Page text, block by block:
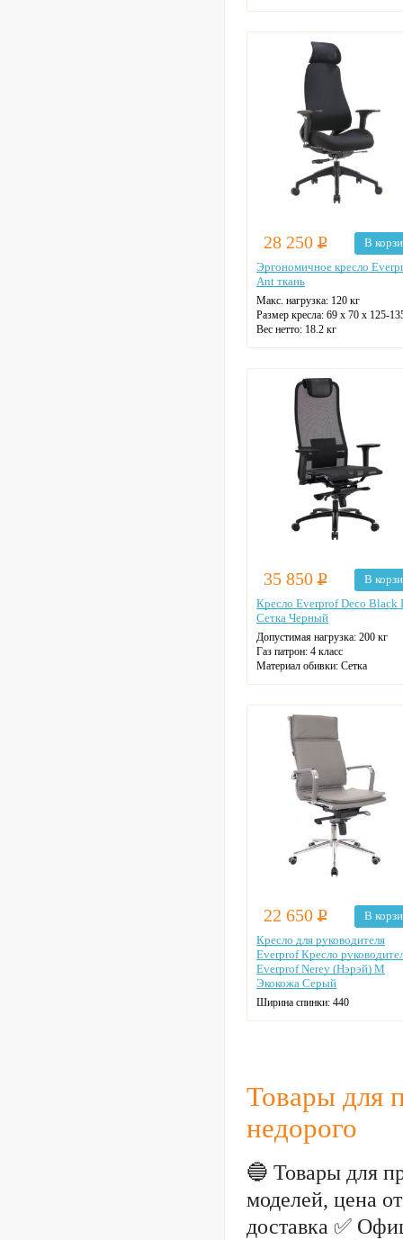
28 250 Р
В
Эргономичное кресло
Ant ткань
Макс. нагрузка: 120 кг
Размер кресла: 69 х 70 х 125-
Вес нетто: 18.2 кг
35 850 Р
В
Кресло Everprof Deco Black
Сетка Черный
Допустимая нагрузка: 200 кг
Газ патрон: 4 класс
Материал обивки: Сетка
22 650 Р
В
Кресло для руководителя
Everprof Кресло
Everprof Nerey (Нэрэй) M
Экокожа Серый
Ширина спинки: 440
Товары для
недорого
🔵 Товары для
моделей, цена
доставка ✅